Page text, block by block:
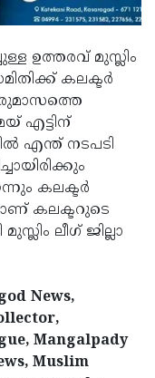
ഉത്തരവ് മുസ്ലിം
കലക്ടര്‍
എട്ടിന്
എന്ത് നടപടി
കലക്ടര്‍
കലക്ടറുടെ
ലീഗ് ജില്ലാ
News,
Mangalpady
Muslim